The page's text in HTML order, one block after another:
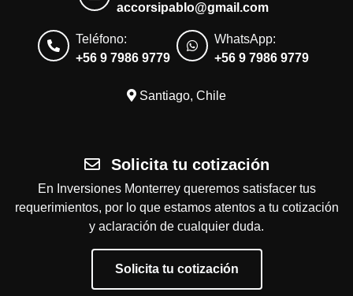
accorsipablo@gmail.com
Teléfono:
+56 9 7986 9779
WhatsApp:
+56 9 7986 9779
Santiago, Chile
Solicita tu cotización
En Inversiones Monterrey queremos satisfacer tus
requerimientos, por lo que estamos atentos a tu cotización
y aclaración de cualquier duda.
Solicita tu cotización